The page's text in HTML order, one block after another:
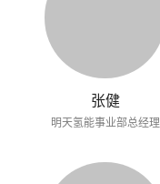
张健
明天氢能事业部总经理